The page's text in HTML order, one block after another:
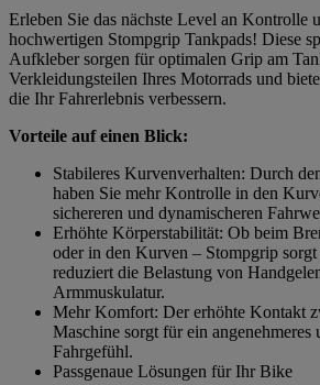
Erleben Sie das nächste Level an Kontrolle
hochwertigen Stompgrip Tankpads! Diese
Aufkleber sorgen für optimalen Grip am
Verkleidungsteilen Ihres Motorrads und
die Ihr Fahrerlebnis verbessern.
Vorteile auf einen Blick:
Stabileres Kurvenverhalten: Durch
haben Sie mehr Kontrolle in den
sichereren und dynamischeren
Erhöhte Körperstabilität: Ob beim
oder in den Kurven – Stompgrip
reduziert die Belastung von
Armmuskulatur.
Mehr Komfort: Der erhöhte Kontakt
Maschine sorgt für ein angenehmeres
Fahrgefühl.
Passgenaue Lösungen für Ihr Bike